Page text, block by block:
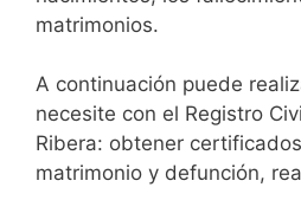
matrimonios.
A continuación puede
necesite con el Registro
Ribera: obtener
matrimonio y defunción,